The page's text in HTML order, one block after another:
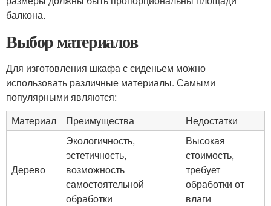
балкона.
Выбор материалов
Для изготовления шкафа с сиденьем можно
использовать различные материалы. Самыми
популярными являются:
Материал
Преимущества Недостатки
Дерево
Экологичность,
эстетичность,
возможность
самостоятельной
обработки
Высокая
стоимость,
требует
обработки от
влаги